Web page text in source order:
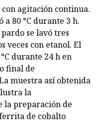
agitación continua.
80 °C durante 3 h.
se lavó tres
veces con etanol. El
durante 24 h en
final de
muestra así obtenida
la
la preparación de
de cobalto